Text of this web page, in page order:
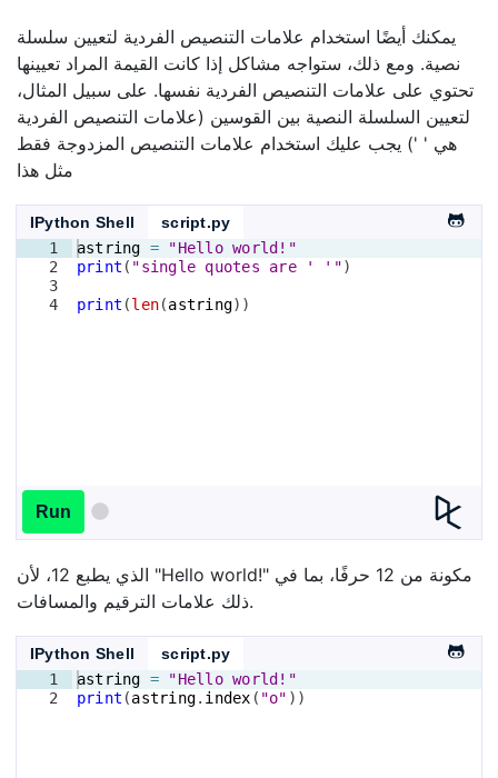
يمكنك أيضًا استخدام علامات التنصيص الفردية لتعيين سلسلة
نصية. ومع ذلك، ستواجه مشاكل إذا كانت القيمة المراد تعيينها
تحتوي على علامات التنصيص الفردية نفسها. على سبيل المثال،
لتعيين السلسلة النصية بين القوسين (علامات التنصيص الفردية
هي ' ') يجب عليك استخدام علامات التنصيص المزدوجة فقط
مثل هذا
IPython Shell
script.py
1
2
3
4
astring =
"Hello world!"
print ( "single quotes are ' '")
print (len(astring))
Run
الذي يطبع 12، لأن "Hello world!" مكونة من 12 حرفًا، بما في
ذلك علامات الترقيم والمسافات.
IPython Shell
script.py
1
2
astring =
"Hello world!"
print (astring. index ( "o" ))